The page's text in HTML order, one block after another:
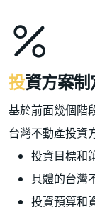
投資方案
基於前面幾個階
台灣不動產投資
投資目標和
具體的台灣
投資預算和